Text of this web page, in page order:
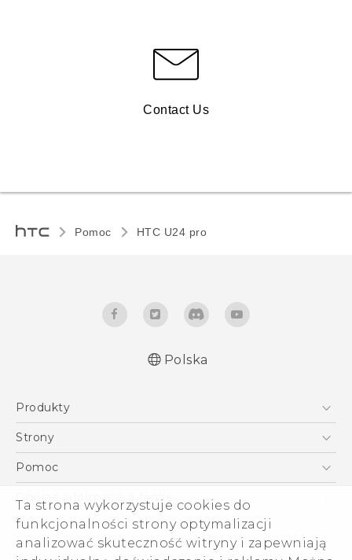
Ta strona wykorzystuje cookies do
funkcjonalności strony optymalizacji
analizować skuteczność witryny i zapewniają
Contact Us
Pomoc HTC U24 pro‎
Instrukcje bezpieczeństwa i regulacje prawne
Polska
Produkty
Smartfony
VIVE
Akcesoria
Strony
HTC Vive
Pomoc
Pomoc E-commerce
Ogólne informacje o firmie
ESG
Informacje o firmie